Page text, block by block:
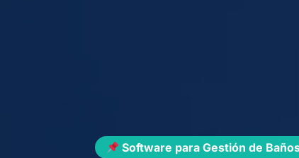
Software para Gestión de